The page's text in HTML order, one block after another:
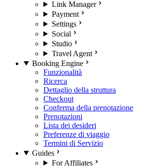
Link Manager
Payment
Settings
Social
Studio
Travel Agent
Booking Engine
Funzionalità
Ricerca
Dettaglio della struttura
Checkout
Conferma della prenotazione
Prenotazioni
Lista dei desideri
Preferenze di viaggio
Termini di Servizio
Guides
For Affiliates